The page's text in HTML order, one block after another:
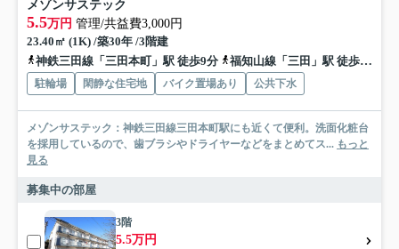
メゾンサステック
5.5万円 管理/共益費3,000円
23.40㎡ (1K) /築30年 /3階建
神鉄三田線「三田本町」駅 徒歩9分
福知山線「三田」駅 徒歩15分
駐輪場 閑静な住宅地 バイク置場あり 公共下水
メゾンサステック：神鉄三田線三田本町駅にも近くて便利。洗面化粧台
を採用しているので、歯ブラシやドライヤーなどをまとめてス... もっと
見る
募集中の部屋
3階
5.5万円